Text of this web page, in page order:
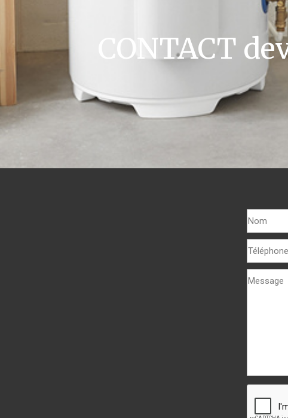
CONTACT